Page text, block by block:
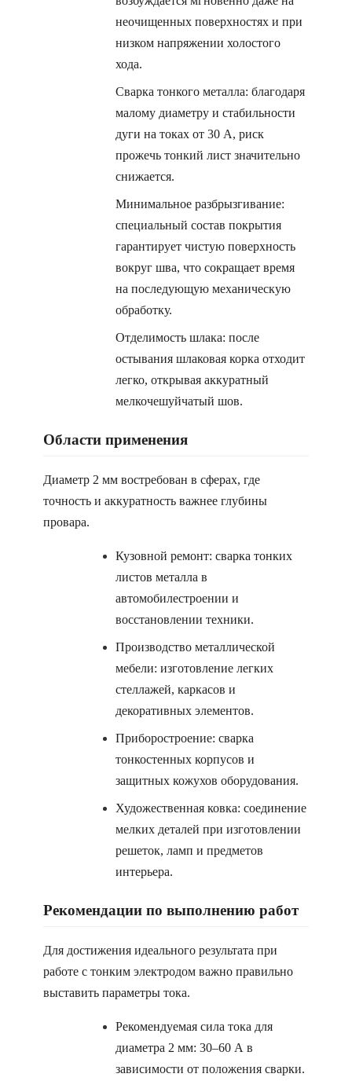
неочищенных поверхностях и при
низком напряжении холостого
хода.
Сварка тонкого металла: благодаря
малому диаметру и стабильности
дуги на токах от 30 А, риск
прожечь тонкий лист значительно
снижается.
Минимальное разбрызгивание:
специальный состав покрытия
гарантирует чистую поверхность
вокруг шва, что сокращает время
на последующую механическую
обработку.
Отделимость шлака: после
остывания шлаковая корка отходит
легко, открывая аккуратный
мелкочешуйчатый шов.
Области применения
Диаметр 2 мм востребован в сферах, где
точность и аккуратность важнее глубины
провара.
Кузовной ремонт: сварка тонких
листов металла в
автомобилестроении и
восстановлении техники.
Производство металлической
мебели: изготовление легких
стеллажей, каркасов и
декоративных элементов.
Приборостроение: сварка
тонкостенных корпусов и
защитных кожухов оборудования.
Художественная ковка: соединение
мелких деталей при изготовлении
решеток, ламп и предметов
интерьера.
Рекомендации по выполнению работ
Для достижения идеального результата при
работе с тонким электродом важно правильно
выставить параметры тока.
Рекомендуемая сила тока для
диаметра 2 мм: 30–60 А в
зависимости от положения сварки.